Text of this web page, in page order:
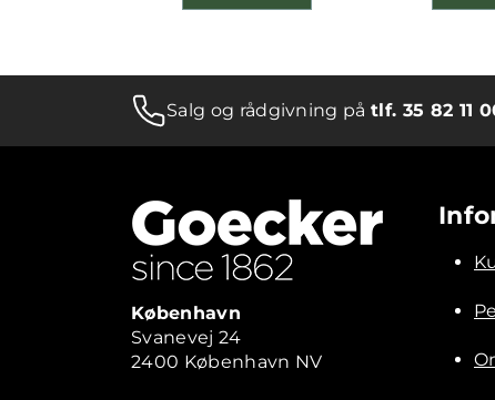
Salg og rådgivning påtlf. 35 82 11
København
Svanevej 24
2400 København NV